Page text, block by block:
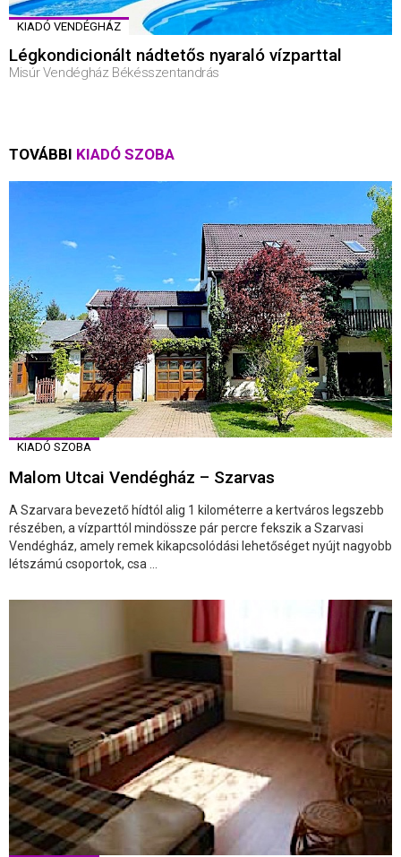
KIADÓ VENDÉGHÁZ
Légkondicionált nádtetős nyaraló vízparttal
Misúr Vendégház Békésszentandrás
TOVÁBBI KIADÓ SZOBA
KIADÓ SZOBA
Malom Utcai Vendégház – Szarvas
A Szarvara bevezető hídtól alig 1 kilométerre a kertváros legszebb
részében, a vízparttól mindössze pár percre fekszik a Szarvasi
Vendégház, amely remek kikapcsolódási lehetőséget nyújt nagyobb
létszámú csoportok, csa ...